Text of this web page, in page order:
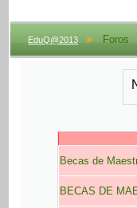
EduQ@2013 ► Foros
Becas de
BECAS DE